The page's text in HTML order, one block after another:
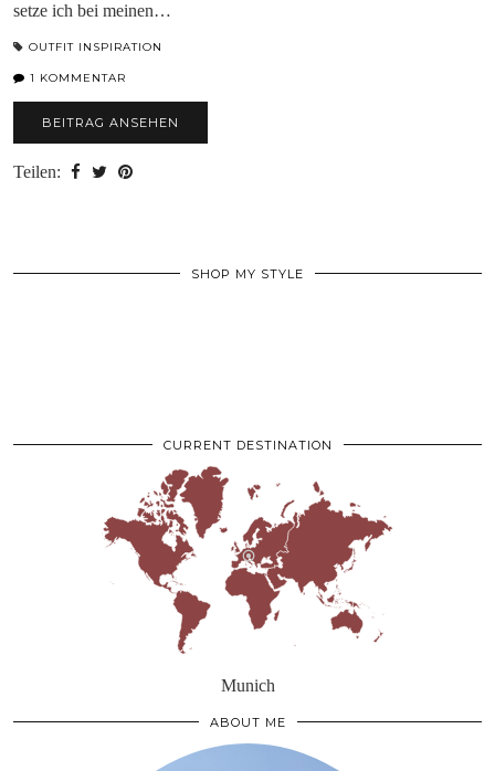
setze ich bei meinen…
OUTFIT INSPIRATION
1 KOMMENTAR
BEITRAG ANSEHEN
Teilen:
SHOP MY STYLE
CURRENT DESTINATION
Munich
ABOUT ME